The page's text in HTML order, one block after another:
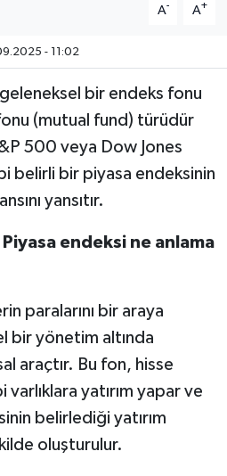
A- A+
- 11:02
bir endeks fonu
(mutual fund) türüdür
500 veya Dow Jones
belirli bir piyasa endeksinin
yansıtır.
endeksi ne anlama
paralarını bir araya
bir yönetim altında
araçtır. Bu fon, hisse
yatırım yapar ve
belirlediği yatırım
oluşturulur.